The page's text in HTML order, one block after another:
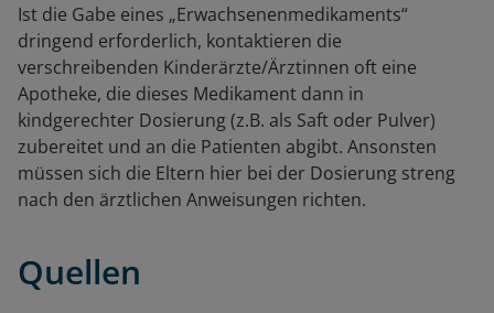
Ist die Gabe eines „Erwachsenenmedikaments“
dringend erforderlich, kontaktieren die
verschreibenden Kinderärzte/Ärztinnen oft eine
Apotheke, die dieses Medikament dann in
kindgerechter Dosierung (z.B. als Saft oder Pulver)
zubereitet und an die Patienten abgibt. Ansonsten
müssen sich die Eltern hier bei der Dosierung streng
nach den ärztlichen Anweisungen richten.
Quellen